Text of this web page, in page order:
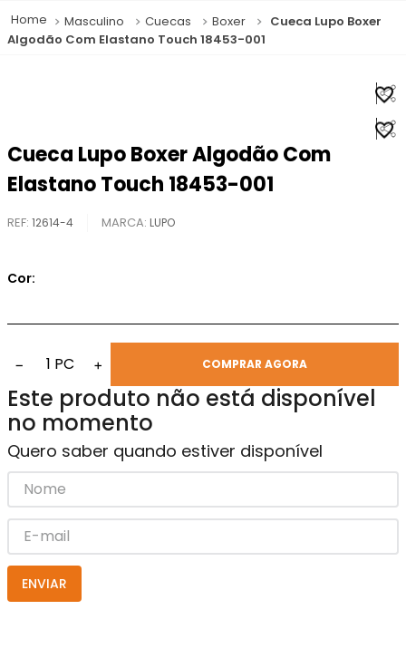
Masculino Cuecas Boxer
Cueca Lupo Boxer
Algodão Com Elastano Touch 18453-001
Cueca Lupo Boxer Algodão Com
Elastano Touch 18453-001
REF: 12614-4 LUPO
Cor:
− 1 PC + COMPRAR AGORA
Este produto não está disponível
no momento
Quero saber quando estiver disponível
ENVIAR